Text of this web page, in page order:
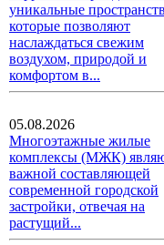
уникальные
которые позволяют
наслаждаться свежим
воздухом, природой и
комфортом в...
05.08.2026
Многоэтажные жилые
комплексы (МЖК)
важной составляющей
современной городской
застройки, отвечая на
растущий...